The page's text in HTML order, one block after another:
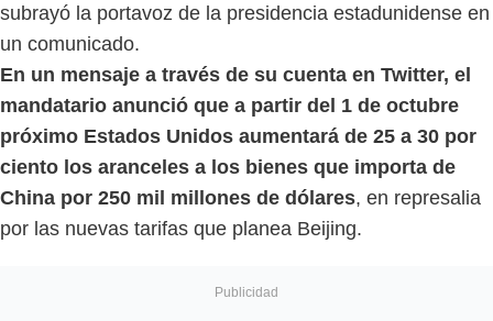
subrayó la portavoz de la presidencia estadunidense en
un comunicado.
En un mensaje a través de su cuenta en Twitter, el
mandatario anunció que a partir del 1 de octubre
próximo Estados Unidos aumentará de 25 a 30 por
ciento los aranceles a los bienes que importa de
China por 250 mil millones de dólares, en represalia
por las nuevas tarifas que planea Beijing.